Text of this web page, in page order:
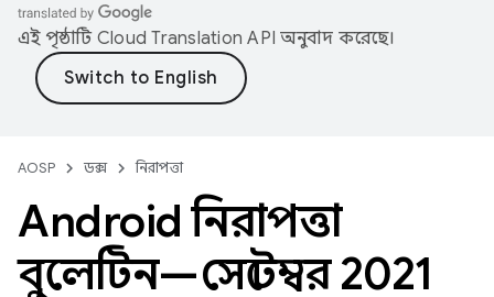
এই পৃষ্ঠাটি Cloud Translation API অনুবাদ করেছে।
AOSP ডক্স নিরাপত্তা
Android নিরাপত্তা
বুলেটিন—সেপ্টেম্বর 2021